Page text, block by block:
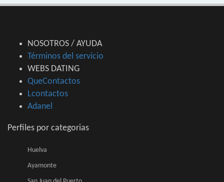
NOSOTROS / AYUDA
Términos del servicio
WEBS DATING
QueContactos
Lcontactos
Adanel
Perfiles por categorias
Huelva
Ayamonte